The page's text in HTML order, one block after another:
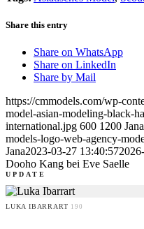
Share this entry
Share on WhatsApp
Share on LinkedIn
Share by Mail
https://cmmodels.com/wp-
model-asian-modeling-black-
international.jpg 600 1200 Jana
models-logo-web-agency-
Jana2023-03-27 13:40:57
Dooho Kang bei Eve Saelle
UPDATE
LUKA IBARRART 190